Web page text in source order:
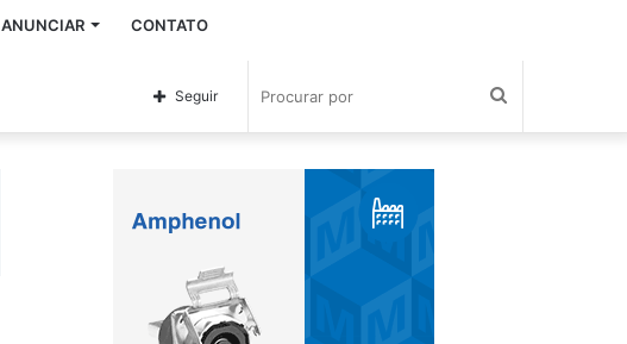
ANUNCIAR CONTATO
Seguir